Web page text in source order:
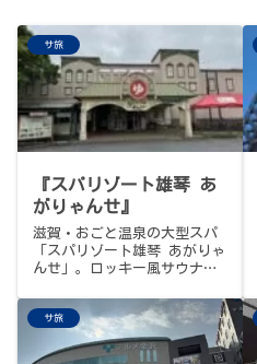
サ旅
『スパリゾート雄琴 あ
がりゃんせ』
滋賀・おごと温泉の大型スパ
「スパリゾート雄琴 あがりゃ
んせ」。ロッキー風サウナで
チ体験、琵琶湖に最も近いバ
レルサウナ、備長炭濾過の水
風呂が揃う。平日1,650円、
無料送迎バスあり。天下一品
サ旅